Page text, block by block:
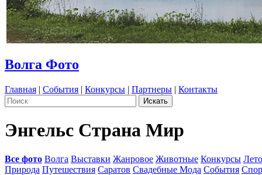
Волга Фото
Главная | События | Конкурсы | Партнеры | Контакты
Энгельс Страна Мир
Все фото Волга Выставки Жанровое Животные Конкурсы
Природа Путешествия Саратов Свадебные Мода События